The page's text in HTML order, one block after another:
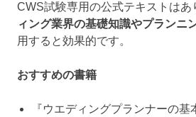
CWS試験専用の公式テキストはあ
ィング業界の基礎知識やプランニ
用すると効果的です。
おすすめの書籍
『ウエディングプランナーの基